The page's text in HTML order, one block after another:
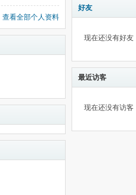
查看全部个人资料
好友
现在还没有好友
最近访客
现在还没有访客